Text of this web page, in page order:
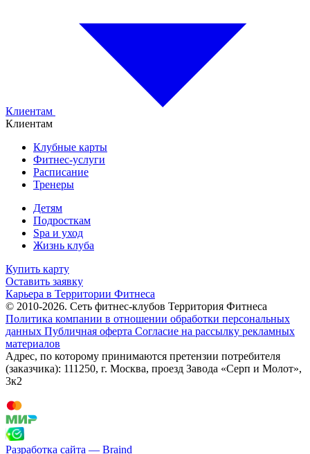
Клиентам
Клиентам
Клубные карты
Фитнес-услуги
Расписание
Тренеры
Детям
Подросткам
Spa и уход
Жизнь клуба
Купить карту
Оставить заявку
Карьера в Территории Фитнеса
© 2010-2026. Сеть фитнес-клубов Территория Фитнеса
Политика компании в отношении обработки персональных
данных Публичная оферта Согласие на рассылку рекламных
материалов
Адрес, по которому принимаются претензии потребителя
(заказчика): 111250, г. Москва, проезд Завода «Серп и Молот»,
3к2
Разработка сайта — Braind